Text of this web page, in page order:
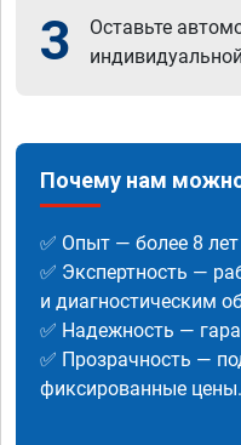
3
Оставьте
Почему нам
✅ Опыт — более 8
✅ Экспертность —
и диагностическим
✅ Надежность —
✅ Прозрачность —
фиксированные цены.